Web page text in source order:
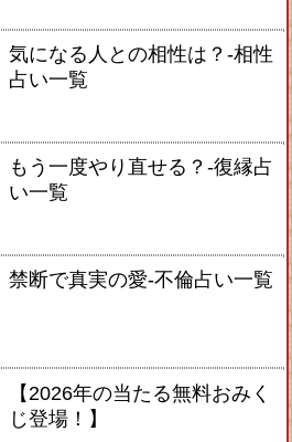
気になる人との相性は？-相性
占い一覧
もう一度やり直せる？-復縁占
い一覧
禁断で真実の愛-不倫占い一覧
【2026年の当たる無料おみく
じ登場！】